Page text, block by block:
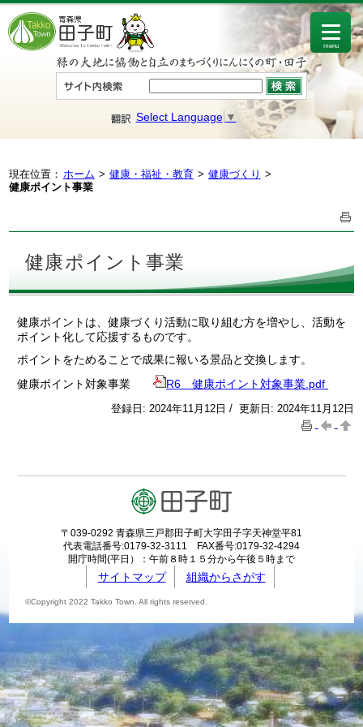
Select Language ▼
menu
現在位置： ホーム 健康・福祉・教育
健康づくり
健康ポイント事業
健康ポイント事業
健康ポイントは、健康づくり活動に取り組む方を増やし、活動を
ポイント化して応援するものです。
ポイントをためることで成果に報いる景品と交換します。
健康ポイント対象事業
R6 健康ポイント対象事業.pdf
登録日: 2024年11月12日 / 更新日: 2024年11月12日
〒039-0292 青森県三戸郡田子町大字田子字天神堂平81
代表電話番号:0179-32-3111 FAX番号:0179-32-4294
開庁時間(平日）：午前８時１５分から午後５時まで
サイトマップ 組織からさがす
©Copyright 2022 Takko Town. All rights reserved.